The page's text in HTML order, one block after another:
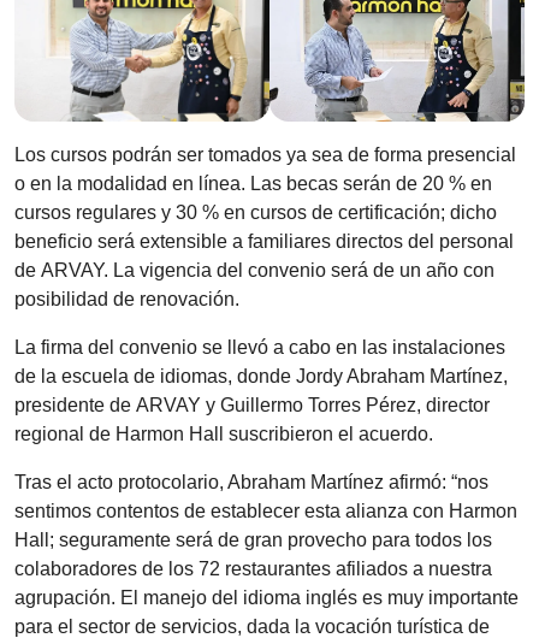
Los cursos podrán ser tomados ya sea de forma presencial
o en la modalidad en línea. Las becas serán de 20 % en
cursos regulares y 30 % en cursos de certificación; dicho
beneficio será extensible a familiares directos del personal
de ARVAY. La vigencia del convenio será de un año con
posibilidad de renovación.
La firma del convenio se llevó a cabo en las instalaciones
de la escuela de idiomas, donde Jordy Abraham Martínez,
presidente de ARVAY y Guillermo Torres Pérez, director
regional de Harmon Hall suscribieron el acuerdo.
Tras el acto protocolario, Abraham Martínez afirmó: “nos
sentimos contentos de establecer esta alianza con Harmon
Hall; seguramente será de gran provecho para todos los
colaboradores de los 72 restaurantes afiliados a nuestra
agrupación. El manejo del idioma inglés es muy importante
para el sector de servicios, dada la vocación turística de